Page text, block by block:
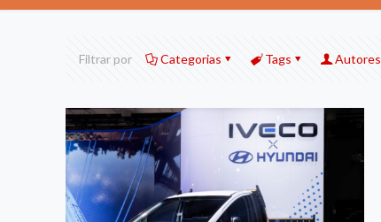
Filtrar por Categorias Tags Autores